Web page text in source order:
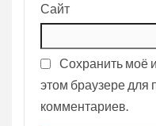
Сайт
Сохранить моё
этом браузере
комментариев.